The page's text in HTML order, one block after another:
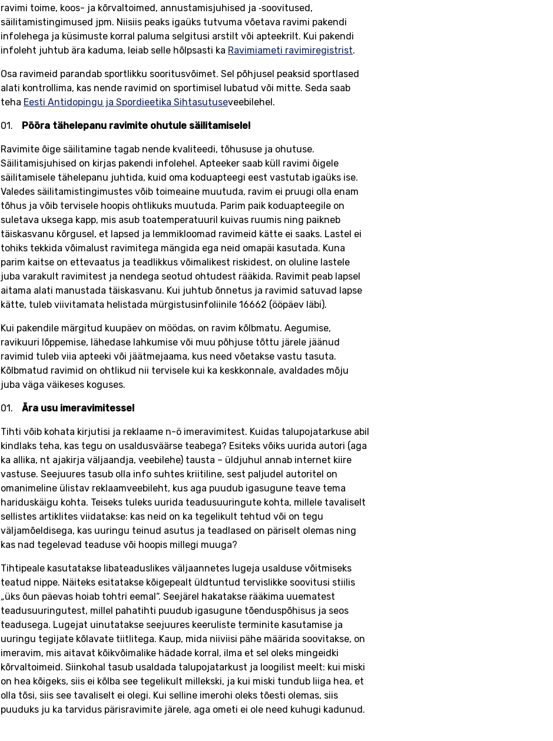
ravimi toime, koos- ja kõrvaltoimed, annustamisjuhised ja ‑soovitused,
säilitamistingimused jpm. Niisiis peaks igaüks tutvuma võetava ravimi pakendi
infolehega ja küsimuste korral paluma selgitusi arstilt või apteekrilt. Kui pakendi
infoleht juhtub ära kaduma, leiab selle hõlpsasti ka Ravimiameti ravimiregistrist.
Osa ravimeid parandab sportlikku sooritusvõimet. Sel põhjusel peaksid sportlased
alati kontrollima, kas nende ravimid on sportimisel lubatud või mitte. Seda saab
teha Eesti Antidopingu ja Spordieetika Sihtasutuseveebilehel.
Pööra tähelepanu ravimite ohutule säilitamisele!
Ravimite õige säilitamine tagab nende kvaliteedi, tõhususe ja ohutuse.
Säilitamisjuhised on kirjas pakendi infolehel. Apteeker saab küll ravimi õigele
säilitamisele tähelepanu juhtida, kuid oma koduapteegi eest vastutab igaüks ise.
Valedes säilitamistingimustes võib toimeaine muutuda, ravim ei pruugi olla enam
tõhus ja võib tervisele hoopis ohtlikuks muutuda. Parim paik koduapteegile on
suletava uksega kapp, mis asub toatemperatuuril kuivas ruumis ning paikneb
täiskasvanu kõrgusel, et lapsed ja lemmikloomad ravimeid kätte ei saaks. Lastel ei
tohiks tekkida võimalust ravimitega mängida ega neid omapäi kasutada. Kuna
parim kaitse on ettevaatus ja teadlikkus võimalikest riskidest, on oluline lastele
juba varakult ravimitest ja nendega seotud ohtudest rääkida. Ravimit peab lapsel
aitama alati manustada täiskasvanu. Kui juhtub õnnetus ja ravimid satuvad lapse
kätte, tuleb viivitamata helistada mürgistusinfoliinile 16662 (ööpäev läbi).
Kui pakendile märgitud kuupäev on möödas, on ravim kõlbmatu. Aegumise,
ravikuuri lõppemise, lähedase lahkumise või muu põhjuse tõttu järele jäänud
ravimid tuleb viia apteeki või jäätmejaama, kus need võetakse vastu tasuta.
Kõlbmatud ravimid on ohtlikud nii tervisele kui ka keskkonnale, avaldades mõju
juba väga väikeses koguses.
Ära usu imeravimitesse!
Tihti võib kohata kirjutisi ja reklaame n-ö imeravimitest. Kuidas talupojatarkuse abil
kindlaks teha, kas tegu on usaldusväärse teabega? Esiteks võiks uurida autori (aga
ka allika, nt ajakirja väljaandja, veebilehe) tausta – üldjuhul annab internet kiire
vastuse. Seejuures tasub olla info suhtes kriitiline, sest paljudel autoritel on
omanimeline ülistav reklaamveebileht, kus aga puudub igasugune teave tema
hariduskäigu kohta. Teiseks tuleks uurida teadusuuringute kohta, millele tavaliselt
sellistes artiklites viidatakse: kas neid on ka tegelikult tehtud või on tegu
väljamõeldisega, kas uuringu teinud asutus ja teadlased on päriselt olemas ning
kas nad tegelevad teaduse või hoopis millegi muuga?
Tihtipeale kasutatakse libateaduslikes väljaannetes lugeja usalduse võitmiseks
teatud nippe. Näiteks esitatakse kõigepealt üldtuntud tervislikke soovitusi stiilis
„üks õun päevas hoiab tohtri eemal“. Seejärel hakatakse rääkima uuematest
teadusuuringutest, millel pahatihti puudub igasugune tõenduspõhisus ja seos
teadusega. Lugejat uinutatakse seejuures keeruliste terminite kasutamise ja
uuringu tegijate kõlavate tiitlitega. Kaup, mida niiviisi pähe määrida soovitakse, on
imeravim, mis aitavat kõikvõimalike hädade korral, ilma et sel oleks mingeidki
kõrvaltoimeid. Siinkohal tasub usaldada talupojatarkust ja loogilist meelt: kui miski
on hea kõigeks, siis ei kõlba see tegelikult millekski, ja kui miski tundub liiga hea, et
olla tõsi, siis see tavaliselt ei olegi. Kui selline imerohi oleks tõesti olemas, siis
puuduks ju ka tarvidus pärisravimite järele, aga ometi ei ole need kuhugi kadunud.